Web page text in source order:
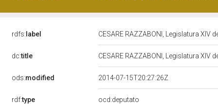
rdfs: label CESARE RAZZABONI, Legislatura XIV
dc:title CESARE RAZZABONI, Legislatura XIV
ods:modified 2014-07-15T20:27:26Z
rdf:type
ocd:deputato